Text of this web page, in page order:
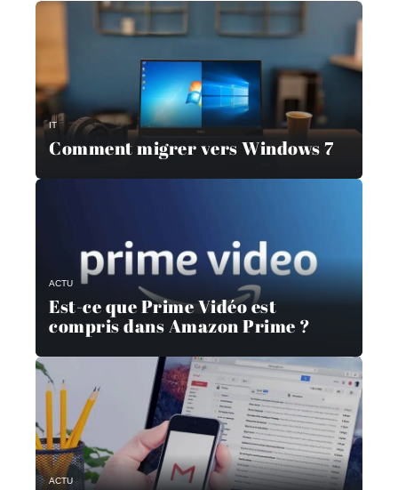
IT
Comment migrer vers Windows 7
ACTU
Est-ce que Prime Vidéo est
compris dans Amazon Prime ?
ACTU